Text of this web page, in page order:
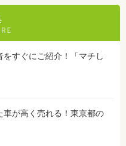
をすぐにご紹介！「マチし
車が高く売れる！東京都の